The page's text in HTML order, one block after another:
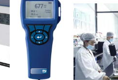
与选购指南
为精准环境
监测保驾护
航